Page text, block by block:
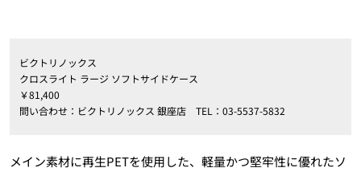
ビクトリノックス
クロスライト ラージ ソフトサイドケース
￥81,400
問い合わせ：ビクトリノックス 銀座店 TEL：03-5537-5832
メイン素材に再生PETを使用した、軽量かつ堅牢性に優れたソ